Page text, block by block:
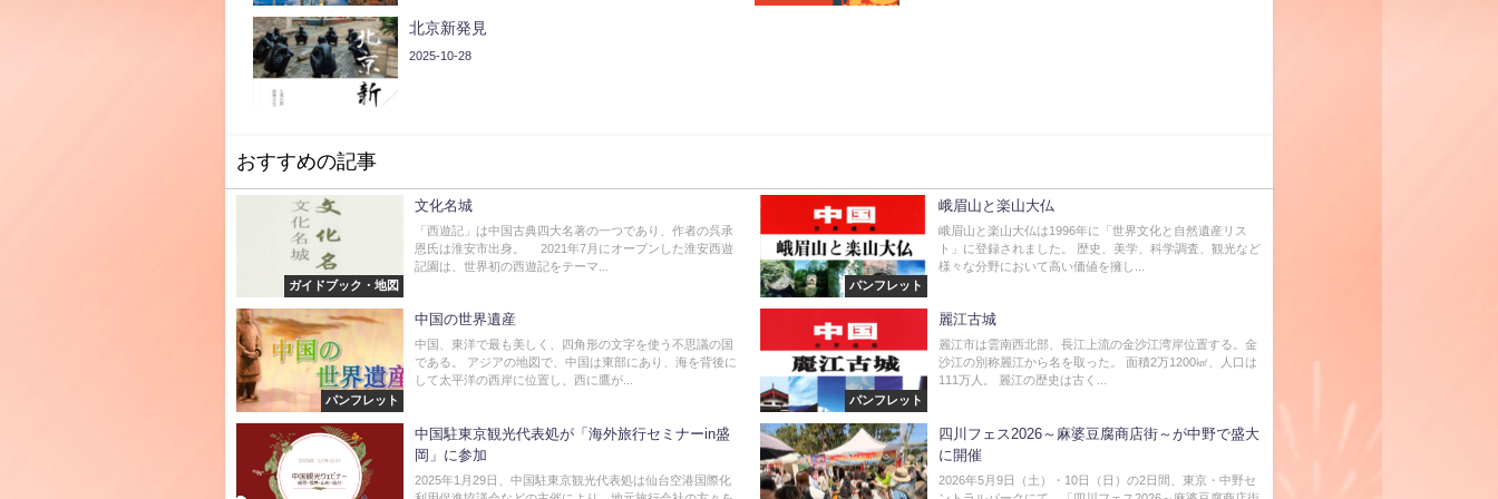
北京新発見
2025-10-28
おすすめの記事
ガイドブック・地図
文化名城
「西遊記」は中国古典四大名著の一つであり、作者の呉承
恩氏は淮安市出身。 2021年7月にオープンした淮安西遊
記園は、世界初の西遊記をテーマ...
パンフレット
峨眉山と楽山大仏
峨眉山と楽山大仏は1996年に「世界文化と自然遺産リス
ト」に登録されました。 歴史、美学、科学調査、観光など
様々な分野において高い価値を擁し...
パンフレット
中国の世界遺産
中国、東洋で最も美しく、四角形の文字を使う不思議の国
である。 アジアの地図で、中国は東部にあり、海を背後に
して太平洋の西岸に位置し、西に鷹が...
パンフレット
麗江古城
麗江市は雲南西北部、長江上流の金沙江湾岸位置する。金
沙江の別称麗江から名を取った。 面積2万1200㎢、人口は
111万人。 麗江の歴史は古く...
中国駐東京観光代表処が「海外旅行セミナーin盛
岡」に参加
2025年1月29日、中国駐東京観光代表処は仙台空港国際化
四川フェス2026～麻婆豆腐商店街～が中野で盛大
に開催
2026年5月9日（土）・10日（日）の2日間、東京・中野セ